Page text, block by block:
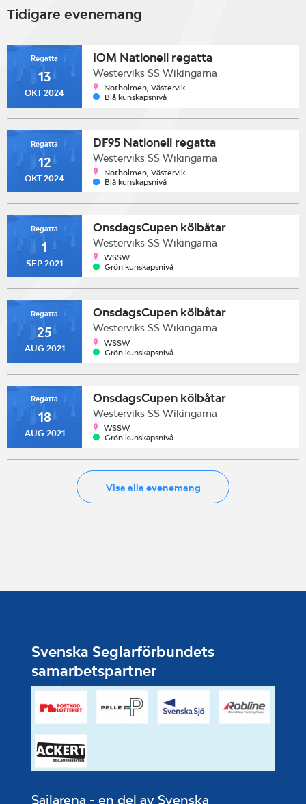
Tidigare evenemang
Regatta
13
OKT 2024
IOM Nationell regatta
Westerviks SS Wikingarna
Notholmen, Västervik
Blå kunskapsnivå
Regatta
12
OKT 2024
DF95 Nationell regatta
Westerviks SS Wikingarna
Notholmen, Västervik
Blå kunskapsnivå
Regatta
1
SEP 2021
OnsdagsCupen kölbåtar
Westerviks SS Wikingarna
WSSW
Grön kunskapsnivå
Regatta
25
AUG 2021
OnsdagsCupen kölbåtar
Westerviks SS Wikingarna
WSSW
Grön kunskapsnivå
Regatta
18
AUG 2021
OnsdagsCupen kölbåtar
Westerviks SS Wikingarna
WSSW
Grön kunskapsnivå
Visa alla evenemang
Svenska Seglarförbundets
samarbetspartner
Sailarena - en del av Svenska